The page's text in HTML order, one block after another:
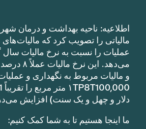
اطلاعیه: ناحیه بهداشت و درمان
مالیاتی را تصویب کرد که
عملیات را نسبت به نرخ مالیات
می‌دهد.
و مالیات مربوط به نگهداری و
دلار و چهل و یک سنت) افزایش
ما اینجا هستیم تا به شما کمک کنیم: